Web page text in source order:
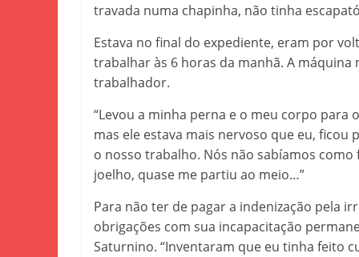
travada numa chapinha, não tinha
Estava no final do expediente, eram por
trabalhar às 6 horas da manhã. A máquina
trabalhador.
“Levou a minha perna e o meu corpo para
mas ele estava mais nervoso que eu,
o nosso trabalho. Nós não sabíamos
joelho, quase me partiu ao meio…”
Para não ter de pagar a indenização pela
obrigações com sua incapacitação
Saturnino. “Inventaram que eu tinha feito